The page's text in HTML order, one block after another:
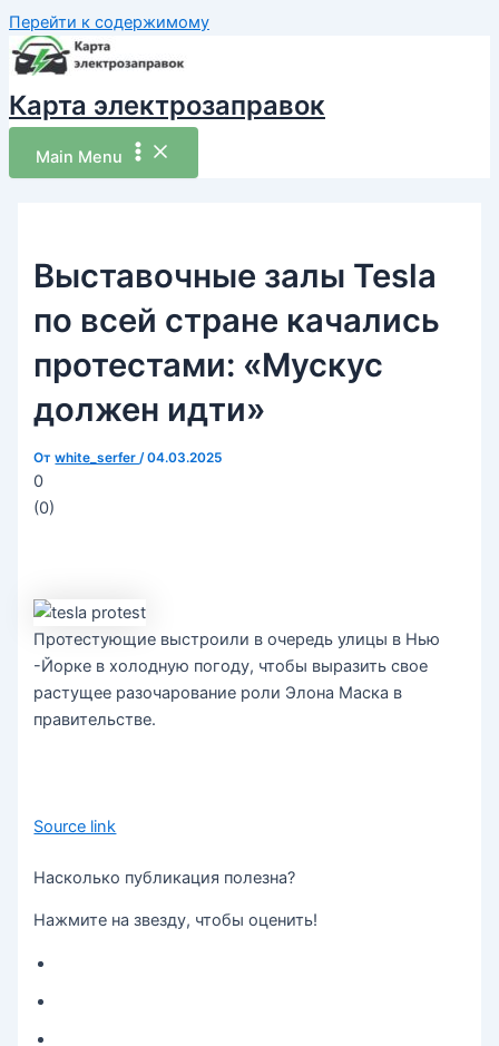
Перейти к содержимому
Карта электрозаправок
Main Menu
Выставочные залы Tesla
по всей стране качались
протестами: «Мускус
должен идти»
Отwhite_serfer/04.03.2025
0
(0)
Протестующие выстроили в очередь улицы в Нью
-Йорке в холодную погоду, чтобы выразить свое
растущее разочарование роли Элона Маска в
правительстве.
Source link
Насколько публикация полезна?
Нажмите на звезду, чтобы оценить!